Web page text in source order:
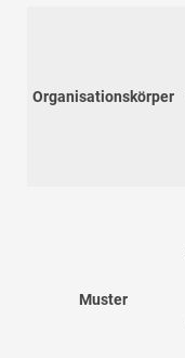
Organisationskörper
Muster